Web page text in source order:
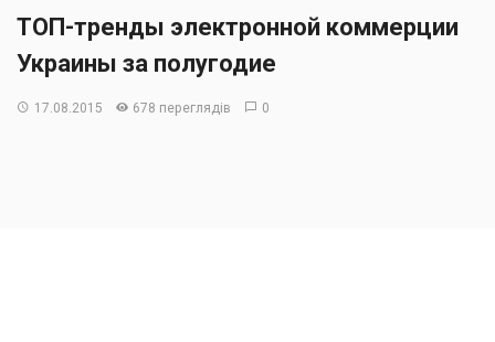
ТОП-тренды электронной коммерции
Украины за полугодие
17.08.2015 678 переглядів 0